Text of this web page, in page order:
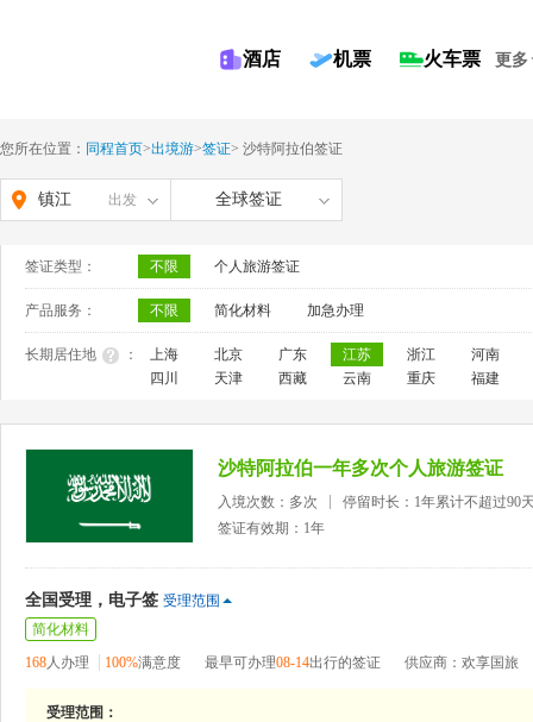
酒店 机票 火车票 更多
您所在位置： 同程首页>出境游>签证> 沙特阿拉伯签证
镇江 出发 全球签证
签证类型： 不限 个人旅游签证
产品服务： 不限 简化材料 加急办理
长期居住地 ： 上海 北京 广东 江苏 浙江
河南
四川
天津 西藏 云南 重庆 福建
沙特阿拉伯一年多次个人旅游签证
入境次数：多次
停留时长：1年累计不超过90
签证有效期：1年
全国受理，电子签 受理范围
简化材料
168人办理 100%满意度 最早可办理08-14出行的签证 供应商：欢享国旅
受理范围：